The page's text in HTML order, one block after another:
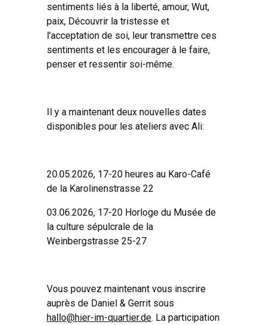
sentiments liés à la liberté, amour, Wut,
paix, Découvrir la tristesse et
l'acceptation de soi, leur transmettre ces
sentiments et les encourager à le faire,
penser et ressentir soi-même.
Il y a maintenant deux nouvelles dates
disponibles pour les ateliers avec Ali:
20.05.2026, 17-20 heures au Karo-Café
de la Karolinenstrasse 22
03.06.2026, 17-20 Horloge du Musée de
la culture sépulcrale de la
Weinbergstrasse 25-27
Vous pouvez maintenant vous inscrire
auprès de Daniel & Gerrit sous
hallo@hier-im-quartier.de. La participation